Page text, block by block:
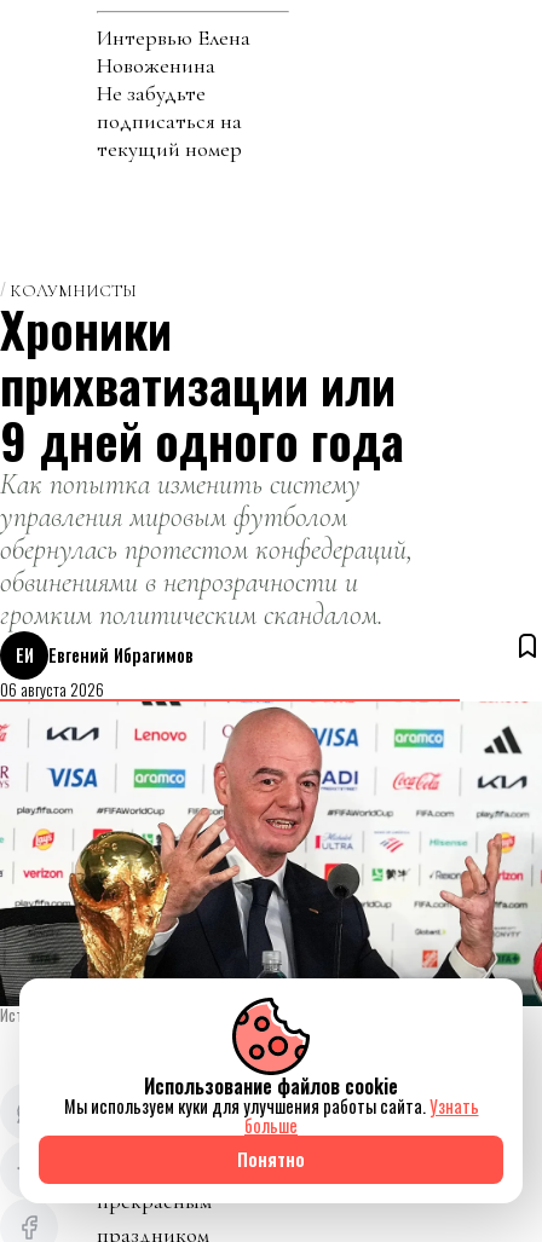
Интервью Елена
Новоженина
Не забудьте
подписаться на
текущий номер
КОЛУМНИСТЫ
Хроники
прихватизации или
9 дней одного года
Как попытка изменить систему
управления мировым футболом
обернулась протестом конфедераций,
обвинениями в непрозрачности и
громким политическим скандалом.
ЕИ
Евгений Ибрагимов
06 августа 2026
Источник изображения AP Photo
Чемпионат мира по
футболу завершен.
Люди сделали его
прекрасным
праздником
Использование файлов cookie
Мы используем куки для улучшения работы сайта.Узнать
больше
Понятно